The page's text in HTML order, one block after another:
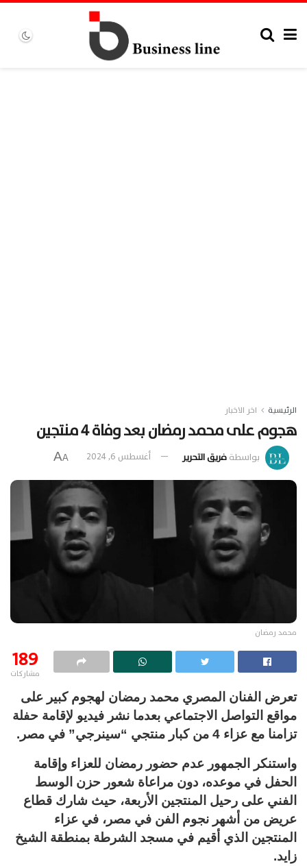
الرئيسية اخر الاخبار
هجوم على محمد رمضان بعد وفاة 4 منتجين
بواسطةفريق التحرير أغسطس 6, 2024 A
A
محمد رمضان
189
مشاركات
تعرض الفنان المصري محمد رمضان لهجوم كبير على
مواقع التواصل الاجتماعي بعدما نشر فيديو لإقامة حفلة
تزامنا مع عزاء 4 من كبار منتجي “سينرجي” في مصر.
واستنكر الجمهور عدم حضور رمضان للعزاء وإقامة
الحفل في موعده، دون مراعاة شعور حزن الوسط
الفني على رحيل المنتجين الأربعة، حيث شارك قطاع
عريض من أشهر نجوم الفن في مصر، في عزاء
المنتجين الذي أقيم في مسجد الشرطة بمنطقة الشيخ
زايد.